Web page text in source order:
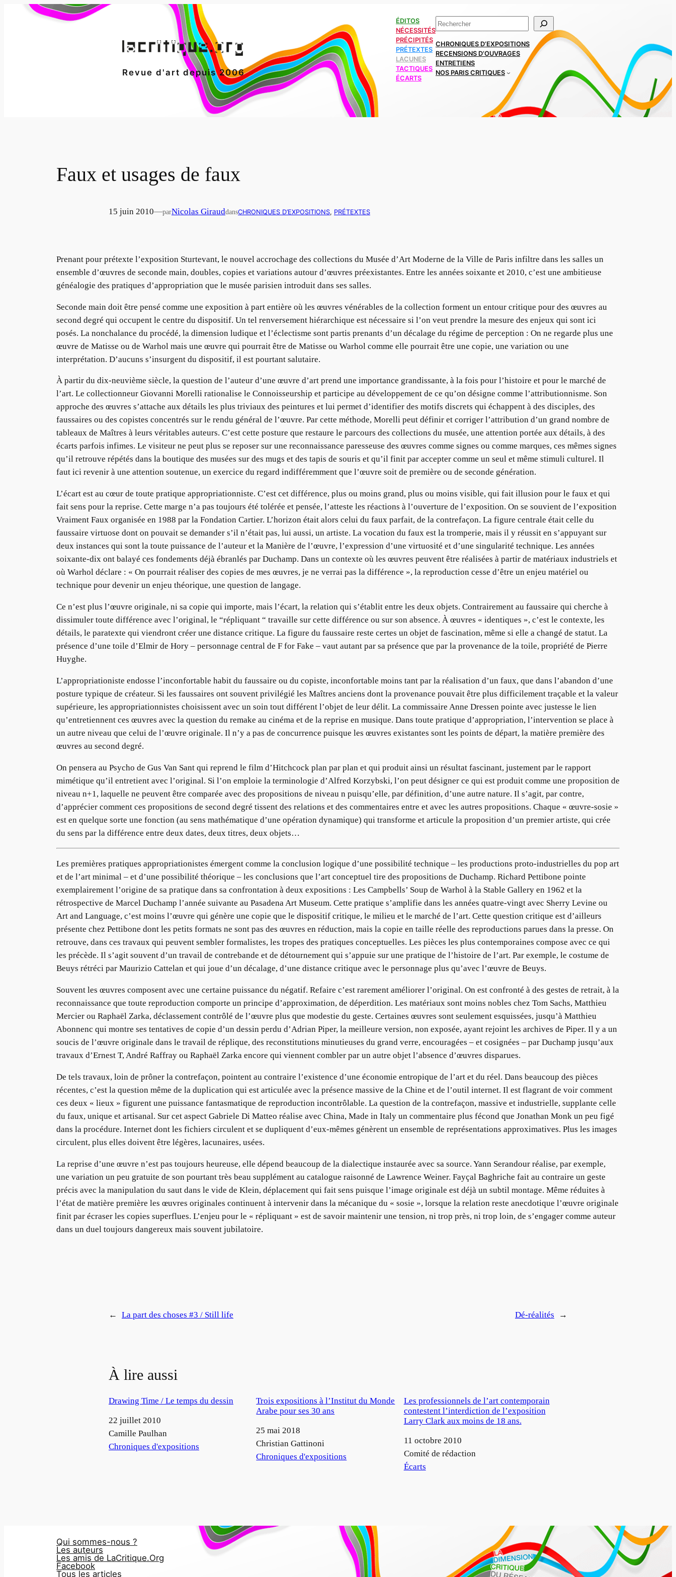
Revue d'art depuis 2006
ÉDITOS
NÉCESSITÉS
PRÉCIPITÉS
PRÉTEXTES
LACUNES
TACTIQUES
ÉCARTS
Rechercher
CHRONIQUES D’EXPOSITIONS
RECENSIONS D’OUVRAGES
ENTRETIENS
NOS PARIS CRITIQUES
Faux et usages de faux
15 juin 2010—parNicolas GirauddansCHRONIQUES D’EXPOSITIONS, PRÉTEXTES
Prenant pour prétexte l’exposition Sturtevant, le nouvel accrochage des collections du Musée d’Art Moderne de la Ville de Paris infiltre dans les salles un
ensemble d’œuvres de seconde main, doubles, copies et variations autour d’œuvres préexistantes. Entre les années soixante et 2010, c’est une ambitieuse
généalogie des pratiques d’appropriation que le musée parisien introduit dans ses salles.
Seconde main doit être pensé comme une exposition à part entière où les œuvres vénérables de la collection forment un entour critique pour des œuvres au
second degré qui occupent le centre du dispositif. Un tel renversement hiérarchique est nécessaire si l’on veut prendre la mesure des enjeux qui sont ici
posés. La nonchalance du procédé, la dimension ludique et l’éclectisme sont partis prenants d’un décalage du régime de perception : On ne regarde plus une
œuvre de Matisse ou de Warhol mais une œuvre qui pourrait être de Matisse ou Warhol comme elle pourrait être une copie, une variation ou une
interprétation. D’aucuns s’insurgent du dispositif, il est pourtant salutaire.
À partir du dix-neuvième siècle, la question de l’auteur d’une œuvre d’art prend une importance grandissante, à la fois pour l’histoire et pour le marché de
l’art. Le collectionneur Giovanni Morelli rationalise le Connoisseurship et participe au développement de ce qu’on désigne comme l’attributionnisme. Son
approche des œuvres s’attache aux détails les plus triviaux des peintures et lui permet d’identifier des motifs discrets qui échappent à des disciples, des
faussaires ou des copistes concentrés sur le rendu général de l’œuvre. Par cette méthode, Morelli peut définir et corriger l’attribution d’un grand nombre de
tableaux de Maîtres à leurs véritables auteurs. C’est cette posture que restaure le parcours des collections du musée, une attention portée aux détails, à des
écarts parfois infimes. Le visiteur ne peut plus se reposer sur une reconnaissance paresseuse des œuvres comme signes ou comme marques, ces mêmes signes
qu’il retrouve répétés dans la boutique des musées sur des mugs et des tapis de souris et qu’il finit par accepter comme un seul et même stimuli culturel. Il
faut ici revenir à une attention soutenue, un exercice du regard indifféremment que l’œuvre soit de première ou de seconde génération.
L’écart est au cœur de toute pratique appropriationniste. C’est cet différence, plus ou moins grand, plus ou moins visible, qui fait illusion pour le faux et qui
fait sens pour la reprise. Cette marge n’a pas toujours été tolérée et pensée, l’atteste les réactions à l’ouverture de l’exposition. On se souvient de l’exposition
Vraiment Faux organisée en 1988 par la Fondation Cartier. L’horizon était alors celui du faux parfait, de la contrefaçon. La figure centrale était celle du
faussaire virtuose dont on pouvait se demander s’il n’était pas, lui aussi, un artiste. La vocation du faux est la tromperie, mais il y réussit en s’appuyant sur
deux instances qui sont la toute puissance de l’auteur et la Manière de l’œuvre, l’expression d’une virtuosité et d’une singularité technique. Les années
soixante-dix ont balayé ces fondements déjà ébranlés par Duchamp. Dans un contexte où les œuvres peuvent être réalisées à partir de matériaux industriels et
où Warhol déclare : « On pourrait réaliser des copies de mes œuvres, je ne verrai pas la différence », la reproduction cesse d’être un enjeu matériel ou
technique pour devenir un enjeu théorique, une question de langage.
Ce n’est plus l’œuvre originale, ni sa copie qui importe, mais l’écart, la relation qui s’établit entre les deux objets. Contrairement au faussaire qui cherche à
dissimuler toute différence avec l’original, le “répliquant “ travaille sur cette différence ou sur son absence. À œuvres « identiques », c’est le contexte, les
détails, le paratexte qui viendront créer une distance critique. La figure du faussaire reste certes un objet de fascination, même si elle a changé de statut. La
présence d’une toile d’Elmir de Hory – personnage central de F for Fake – vaut autant par sa présence que par la provenance de la toile, propriété de Pierre
Huyghe.
L’appropriationiste endosse l’inconfortable habit du faussaire ou du copiste, inconfortable moins tant par la réalisation d’un faux, que dans l’abandon d’une
posture typique de créateur. Si les faussaires ont souvent privilégié les Maîtres anciens dont la provenance pouvait être plus difficilement traçable et la valeur
supérieure, les appropriationnistes choisissent avec un soin tout différent l’objet de leur délit. La commissaire Anne Dressen pointe avec justesse le lien
qu’entretiennent ces œuvres avec la question du remake au cinéma et de la reprise en musique. Dans toute pratique d’appropriation, l’intervention se place à
un autre niveau que celui de l’œuvre originale. Il n’y a pas de concurrence puisque les œuvres existantes sont les points de départ, la matière première des
œuvres au second degré.
On pensera au Psycho de Gus Van Sant qui reprend le film d’Hitchcock plan par plan et qui produit ainsi un résultat fascinant, justement par le rapport
mimétique qu’il entretient avec l’original. Si l’on emploie la terminologie d’Alfred Korzybski, l’on peut désigner ce qui est produit comme une proposition de
niveau n+1, laquelle ne peuvent être comparée avec des propositions de niveau n puisqu’elle, par définition, d’une autre nature. Il s’agit, par contre,
d’apprécier comment ces propositions de second degré tissent des relations et des commentaires entre et avec les autres propositions. Chaque « œuvre-sosie »
est en quelque sorte une fonction (au sens mathématique d’une opération dynamique) qui transforme et articule la proposition d’un premier artiste, qui crée
du sens par la différence entre deux dates, deux titres, deux objets…
Les premières pratiques appropriationistes émergent comme la conclusion logique d’une possibilité technique – les productions proto-industrielles du pop art
et de l’art minimal – et d’une possibilité théorique – les conclusions que l’art conceptuel tire des propositions de Duchamp. Richard Pettibone pointe
exemplairement l’origine de sa pratique dans sa confrontation à deux expositions : Les Campbells’ Soup de Warhol à la Stable Gallery en 1962 et la
rétrospective de Marcel Duchamp l’année suivante au Pasadena Art Museum. Cette pratique s’amplifie dans les années quatre-vingt avec Sherry Levine ou
Art and Language, c’est moins l’œuvre qui génère une copie que le dispositif critique, le milieu et le marché de l’art. Cette question critique est d’ailleurs
présente chez Pettibone dont les petits formats ne sont pas des œuvres en réduction, mais la copie en taille réelle des reproductions parues dans la presse. On
retrouve, dans ces travaux qui peuvent sembler formalistes, les tropes des pratiques conceptuelles. Les pièces les plus contemporaines compose avec ce qui
les précède. Il s’agit souvent d’un travail de contrebande et de détournement qui s’appuie sur une pratique de l’histoire de l’art. Par exemple, le costume de
Beuys rétréci par Maurizio Cattelan et qui joue d’un décalage, d’une distance critique avec le personnage plus qu’avec l’œuvre de Beuys.
Souvent les œuvres composent avec une certaine puissance du négatif. Refaire c’est rarement améliorer l’original. On est confronté à des gestes de retrait, à la
reconnaissance que toute reproduction comporte un principe d’approximation, de déperdition. Les matériaux sont moins nobles chez Tom Sachs, Matthieu
Mercier ou Raphaël Zarka, déclassement contrôlé de l’œuvre plus que modestie du geste. Certaines œuvres sont seulement esquissées, jusqu’à Matthieu
Abonnenc qui montre ses tentatives de copie d’un dessin perdu d’Adrian Piper, la meilleure version, non exposée, ayant rejoint les archives de Piper. Il y a un
soucis de l’œuvre originale dans le travail de réplique, des reconstitutions minutieuses du grand verre, encouragées – et cosignées – par Duchamp jusqu’aux
travaux d’Ernest T, André Raffray ou Raphaël Zarka encore qui viennent combler par un autre objet l’absence d’œuvres disparues.
De tels travaux, loin de prôner la contrefaçon, pointent au contraire l’existence d’une économie entropique de l’art et du réel. Dans beaucoup des pièces
récentes, c’est la question même de la duplication qui est articulée avec la présence massive de la Chine et de l’outil internet. Il est flagrant de voir comment
ces deux « lieux » figurent une puissance fantasmatique de reproduction incontrôlable. La question de la contrefaçon, massive et industrielle, supplante celle
du faux, unique et artisanal. Sur cet aspect Gabriele Di Matteo réalise avec China, Made in Italy un commentaire plus fécond que Jonathan Monk un peu figé
dans la procédure. Internet dont les fichiers circulent et se dupliquent d’eux-mêmes génèrent un ensemble de représentations approximatives. Plus les images
circulent, plus elles doivent être légères, lacunaires, usées.
La reprise d’une œuvre n’est pas toujours heureuse, elle dépend beaucoup de la dialectique instaurée avec sa source. Yann Serandour réalise, par exemple,
une variation un peu gratuite de son pourtant très beau supplément au catalogue raisonné de Lawrence Weiner. Fayçal Baghriche fait au contraire un geste
précis avec la manipulation du saut dans le vide de Klein, déplacement qui fait sens puisque l’image originale est déjà un subtil montage. Même réduites à
l’état de matière première les œuvres originales continuent à intervenir dans la mécanique du « sosie », lorsque la relation reste anecdotique l’œuvre originale
finit par écraser les copies superflues. L’enjeu pour le « répliquant » est de savoir maintenir une tension, ni trop près, ni trop loin, de s’engager comme auteur
dans un duel toujours dangereux mais souvent jubilatoire.
← La part des choses #3 / Still life Dé-réalités →
À lire aussi
Drawing Time / Le temps du dessin
Date
22 juillet 2010
Auteur
Camille Paulhan
Par rapport à
Chroniques d'expositions
Trois expositions à l’Institut du Monde
Arabe pour ses 30 ans
Date
25 mai 2018
Auteur
Christian Gattinoni
Par rapport à
Chroniques d'expositions
Les professionnels de l’art contemporain
contestent l’interdiction de l’exposition
Larry Clark aux moins de 18 ans.
Date
11 octobre 2010
Auteur
Comité de rédaction
Par rapport à
Écarts
Qui sommes-nous ?
Les auteurs
Les amis de LaCritique.Org
Facebook
Tous les articles